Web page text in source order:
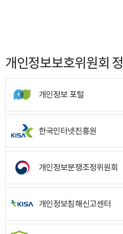
개인정보보호위원회
개인정보 포털
한국인터넷진흥원
개인정보분쟁조정위원회
개인정보침해신고센터